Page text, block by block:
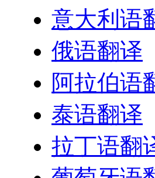
意大利语
俄语翻译
阿拉伯语
泰语翻译
拉丁语翻